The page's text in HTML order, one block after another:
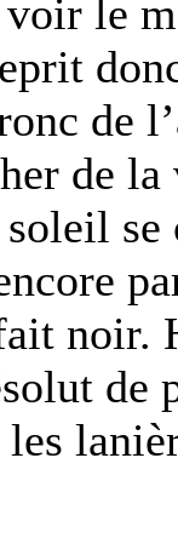
le
de
de
noir.
de